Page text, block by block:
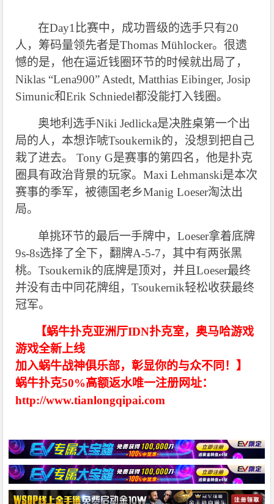
在Day1比赛中，成功晋级的选手只有20
人，筹码量领先者是Thomas Mühlocker。很遗
憾的是，他在逼近钱圈环节的时候就出局了，
Niklas “Lena900” Astedt, Matthias Eibinger, Josip
Simunic和Erik Schniedel都没能打入钱圈。
奥地利选手Niki Jedlicka是决胜桌第一个出
局的人，本想诈唬Tsoukernik的，没想到把自己
栽了进去。 Tony G是赛事的第四名，他是扑克
圈具有政治背景的玩家。Maxi Lehmanski是本次
赛事的季军，被德国老乡Manig Loeser淘汰出
局。
单挑环节的最后一手牌中，Loeser拿着底牌
9s-8s选择了全下，翻牌A-5-7，其中有两张黑
桃。Tsoukernik的底牌是顶对，并且Loeser最终
并没有击中同花牌组，Tsoukernik轻松收获最终
冠军。
【蜗牛扑克亚洲厅IDN扑克室，奥马哈游戏
游戏全新上线
加入蜗牛战神俱乐部，彰显你的与众不同！】
蜗牛扑克50%高额返水唯一注册网址：
http://www.tianlongqipai.com